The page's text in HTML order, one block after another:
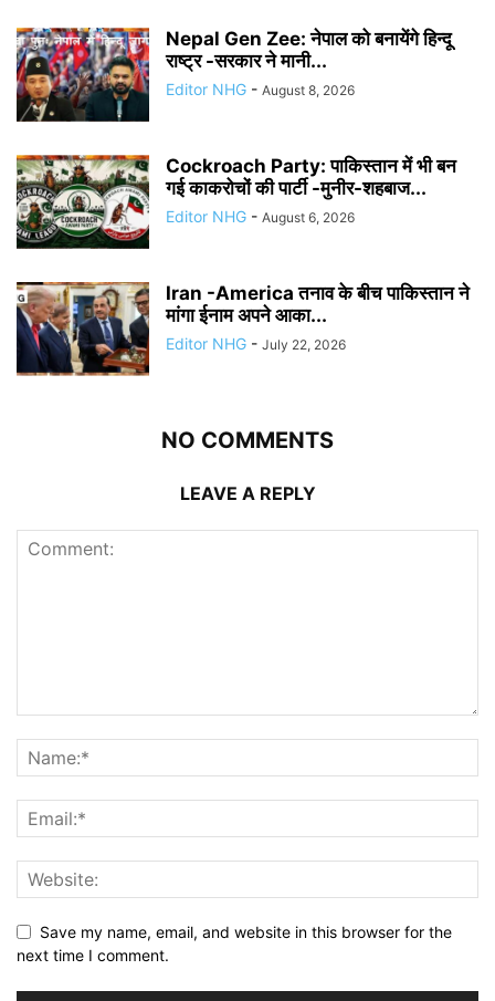
Nepal Gen Zee: नेपाल को बनायेंगे हिन्दू
राष्ट्र -सरकार ने मानी...
Editor NHG - August 8, 2026
Cockroach Party: पाकिस्तान में भी बन
गई काकरोचों की पार्टी -मुनीर-शहबाज...
Editor NHG - August 6, 2026
Iran -America तनाव के बीच पाकिस्तान ने
मांगा ईनाम अपने आका...
Editor NHG - July 22, 2026
NO COMMENTS
LEAVE A REPLY
Save my name, email, and website in this browser for the
next time I comment.